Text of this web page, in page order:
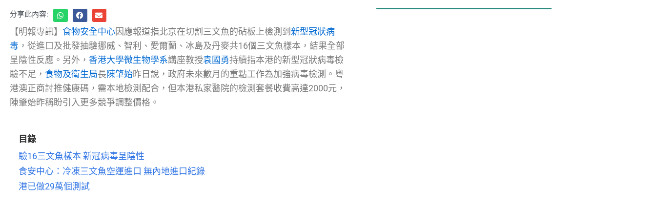
分享此內容:
【明報專訊】 食物安全中心因應報道指北京在切割三文魚的砧板上檢測到 新型冠狀病
毒 ，從進口及批發抽驗挪威、智利、愛爾蘭、冰島及丹麥共16個三文魚樣本，結果全部
呈陰性反應。另外， 香港大學微生物學系講座教授袁國勇持續指本港的新型冠狀病毒檢
驗不足， 食物及衛生局長陳肇始昨日說，政府未來數月的重點工作為加強病毒檢測。粵
港澳正商討推健康碼，需本地檢測配合，但本港私家醫院的檢測套餐收費高達2000元，
陳肇始昨稱盼引入更多競爭調整價格。
目錄
驗16三文魚樣本 新冠病毒呈陰性
食安中心：冷凍三文魚空運進口 無內地進口紀錄
港已做29萬個測試